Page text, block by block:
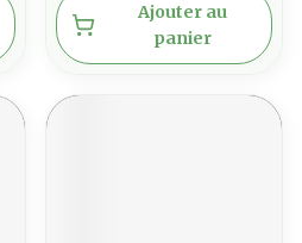
Ajouter au
panier